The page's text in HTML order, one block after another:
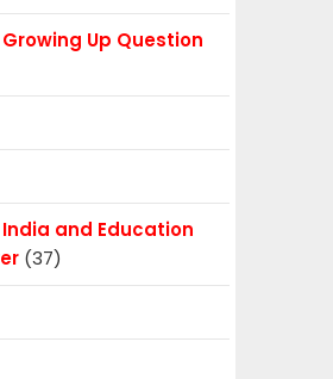
Up Question
and Education
(37)